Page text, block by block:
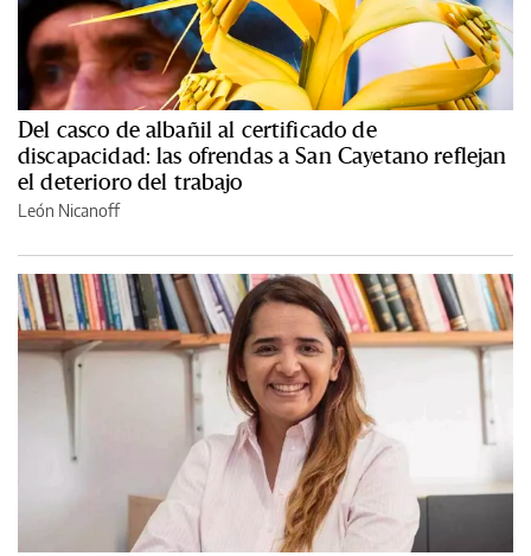
Del casco de albañil al certificado de
discapacidad: las ofrendas a San Cayetano reflejan
el deterioro del trabajo
León Nicanoff